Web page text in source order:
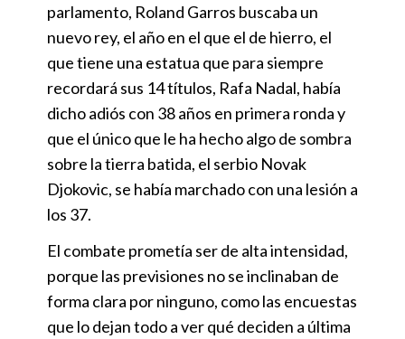
parlamento, Roland Garros buscaba un
nuevo rey, el año en el que el de hierro, el
que tiene una estatua que para siempre
recordará sus 14 títulos, Rafa Nadal, había
dicho adiós con 38 años en primera ronda y
que el único que le ha hecho algo de sombra
sobre la tierra batida, el serbio Novak
Djokovic, se había marchado con una lesión a
los 37.
El combate prometía ser de alta intensidad,
porque las previsiones no se inclinaban de
forma clara por ninguno, como las encuestas
que lo dejan todo a ver qué deciden a última